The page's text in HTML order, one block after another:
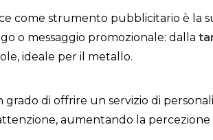
come strumento pubblicitario è la
o messaggio promozionale: dalla
ideale per il metallo.
di offrire un servizio di
aumentando la